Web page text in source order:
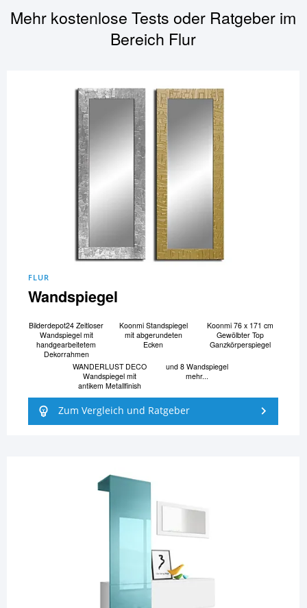
Mehr kostenlose Tests oder Ratgeber im
Bereich Flur
FLUR
Wandspiegel
Bilderdepot24 Zeitloser
Wandspiegel mit
handgearbeitetem
Dekorrahmen
Koonmi Standspiegel
mit abgerundeten
Ecken
Koonmi 76 x 171 cm
Gewölbter Top
Ganzkörperspiegel
WANDERLUST DECO
Wandspiegel mit
antikem Metallfinish
und 8 Wandspiegel
mehr...
Zum Vergleich und Ratgeber